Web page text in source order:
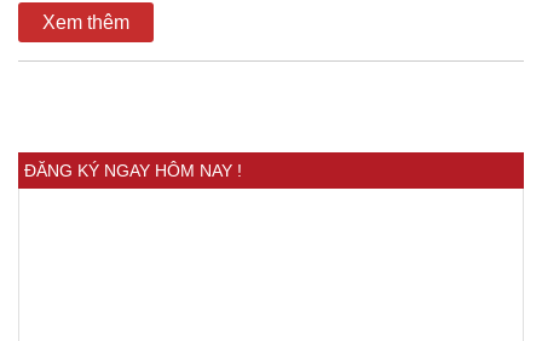
Xem thêm
ĐĂNG KÝ NGAY HÔM NAY !